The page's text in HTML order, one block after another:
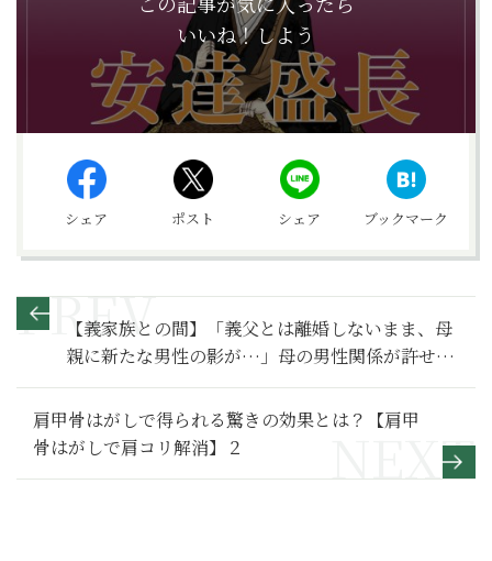
いいね！しよう
シェア ポスト シェア ブックマーク
【義家族との間】「義父とは離婚しないまま、母
親に新たな男性の影が…」母の男性関係が許せな
い理由～その２～
肩甲骨はがしで得られる驚きの効果とは？【肩甲
骨はがしで肩コリ解消】２